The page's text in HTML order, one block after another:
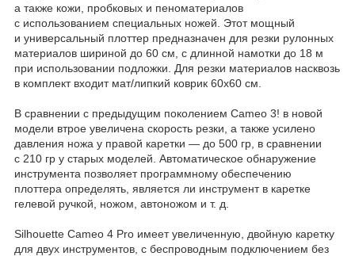
а также кожи, пробковых и пеноматериалов
с использованием специальных ножей. Этот мощный
и универсальный плоттер предназначен для резки рулонных
материалов шириной до 60 см, с длинной намотки до 18 м
при использовании подложки. Для резки материалов насквозь
в комплект входит мат/липкий коврик 60х60 см.
В сравнении с предыдущим поколением Cameo 3! в новой
модели втрое увеличена скорость резки, а также усилено
давления ножа у правой каретки — до 500 гр, в сравнении
с 210 гр у старых моделей. Автоматическое обнаружение
инструмента позволяет программному обеспечению
плоттера определять, является ли инструмент в каретке
гелевой ручкой, ножом, автоножом и т. д.
Silhouette Cameo 4 Pro имеет увеличенную, двойную каретку
для двух инструментов, с беспроводным подключением без